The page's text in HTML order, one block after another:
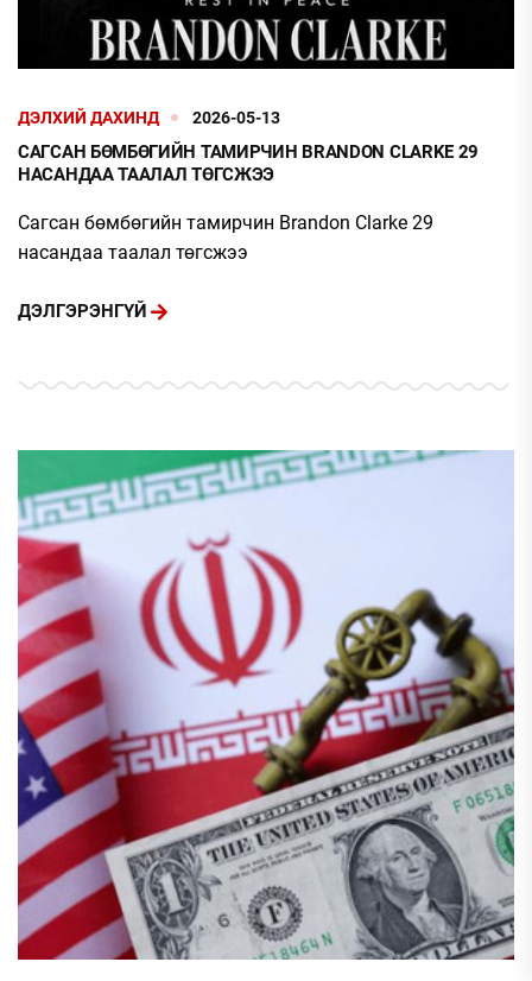
ДЭЛХИЙ ДАХИНД 2026-05-13
САГСАН БӨМБӨГИЙН ТАМИРЧИН BRANDON CLARKE 29
НАСАНДАА ТААЛАЛ ТӨГСЖЭЭ
Сагсан бөмбөгийн тамирчин Brandon Clarke 29
насандаа таалал төгсжээ
ДЭЛГЭРЭНГҮЙ